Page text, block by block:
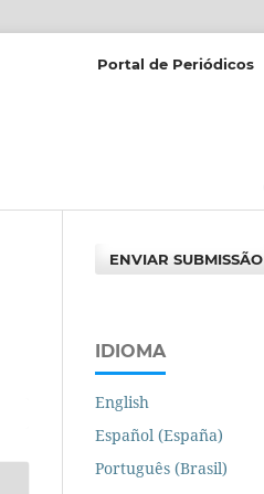
Portal de Periódicos
ENVIAR SUBMISSÃO
IDIOMA
English
Español (España)
Português (Brasil)